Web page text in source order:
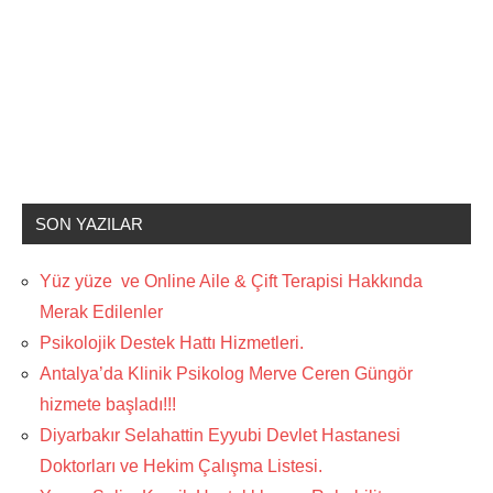
SON YAZILAR
Yüz yüze ve Online Aile & Çift Terapisi Hakkında
Merak Edilenler
Psikolojik Destek Hattı Hizmetleri.
Antalya’da Klinik Psikolog Merve Ceren Güngör
hizmete başladı!!!
Diyarbakır Selahattin Eyyubi Devlet Hastanesi
Doktorları ve Hekim Çalışma Listesi.